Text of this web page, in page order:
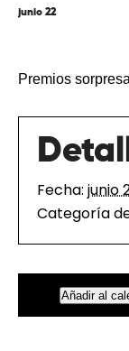
junio 22
Premios
Fecha: junio
Categoría
Añadir al